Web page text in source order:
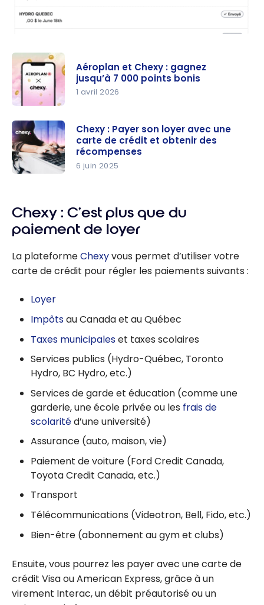
et Chexy :
gagnez
jusqu’à
7 000
Aéroplan et Chexy : gagnez
jusqu’à 7 000 points bonis
1 avril 2026
loyer avec
une carte
de crédit
et obtenir
des
ses
Chexy : Payer son loyer avec une
carte de crédit et obtenir des
récompenses
6 juin 2025
Chexy : C’est plus que du
paiement de loyer
La plateformeChexyvous permet d’utiliser votre
carte de crédit pour régler les paiements suivants :
Loyer
Impôtsau Canada et au Québec
Taxes municipaleset taxes scolaires
Services publics (Hydro-Québec, Toronto
Hydro, BC Hydro, etc.)
Services de garde et éducation (comme une
garderie, une école privée ou les frais de
scolaritéd’une université)
Assurance (auto, maison, vie)
Paiement de voiture (Ford Credit Canada,
Toyota Credit Canada, etc.)
Transport
Télécommunications (Videotron, Bell, Fido, etc.)
Bien-être (abonnement au gym et clubs)
Ensuite, vous pourrez les payer avec une carte de
crédit Visa ou American Express, grâce à un
virement Interac, un débit préautorisé ou un